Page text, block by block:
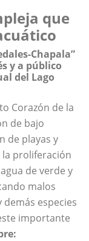
que
Chapala”
y a público
del Lago
Corazón de la
de bajo
de playas y
proliferación
de verde y
malos
especies
importante